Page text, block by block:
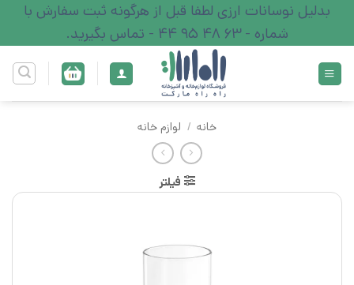
content
بدلیل نوسانات ارزی لطفا قبل از هرگونه ثبت سفارش با
شماره - 63 48 95 44 - تماس بگیرید.
خانه / لوازم خانه
فیلتر